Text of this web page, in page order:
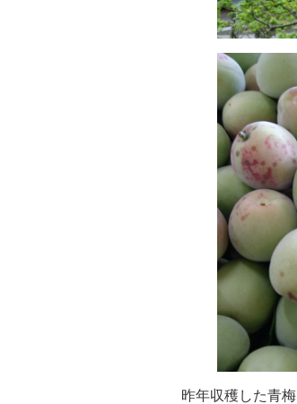
昨年収穫した青梅